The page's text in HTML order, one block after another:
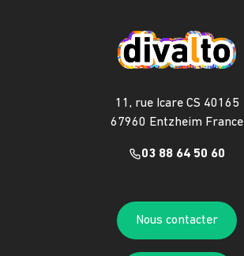
11, rue Icare CS 40165
67960 Entzheim France
03 88 64 50 60
Nous contacter